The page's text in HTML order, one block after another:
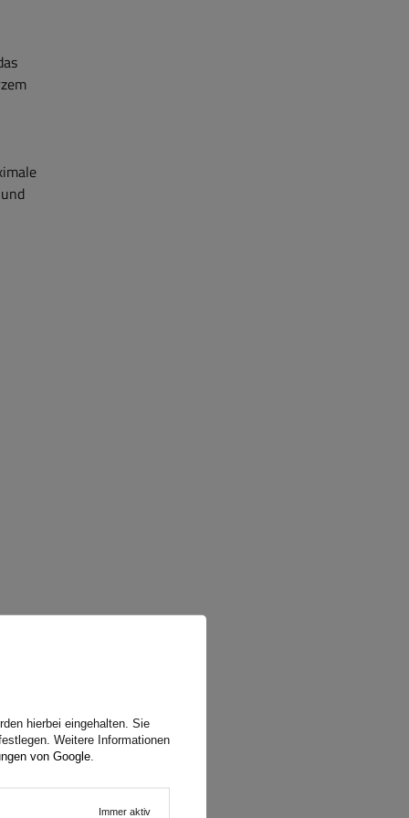
hierbei eingehalten. Sie
Weitere Informationen
von Google
Immer aktiv